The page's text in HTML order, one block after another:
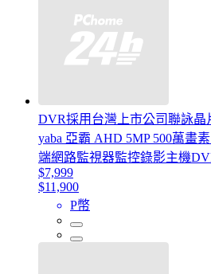
DVR採用台灣上市公司聯詠晶
yaba 亞霸 AHD 5MP 500萬畫
端網路監視器監控錄影主機
$7,999
$11,900
P幣